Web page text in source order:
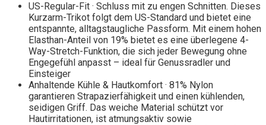
US-Regular-Fit · Schluss mit zu engen Schnitten. Dieses
Kurzarm-Trikot folgt dem US-Standard und bietet eine
entspannte, alltagstaugliche Passform. Mit einem hohen
Elasthan-Anteil von 19% bietet es eine überlegene 4-
Way-Stretch-Funktion, die sich jeder Bewegung ohne
Engegefühl anpasst – ideal für Genussradler und
Einsteiger
Anhaltende Kühle & Hautkomfort · 81% Nylon
garantieren Strapazierfähigkeit und einen kühlenden,
seidigen Griff. Das weiche Material schützt vor
Hautirritationen, ist atmungsaktiv sowie